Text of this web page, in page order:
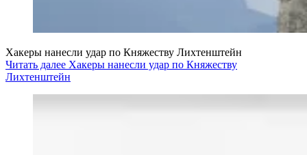
Хакеры нанесли удар по Княжеству Лихтенштейн
Читать далее Хакеры нанесли удар по Княжеству
Лихтенштейн